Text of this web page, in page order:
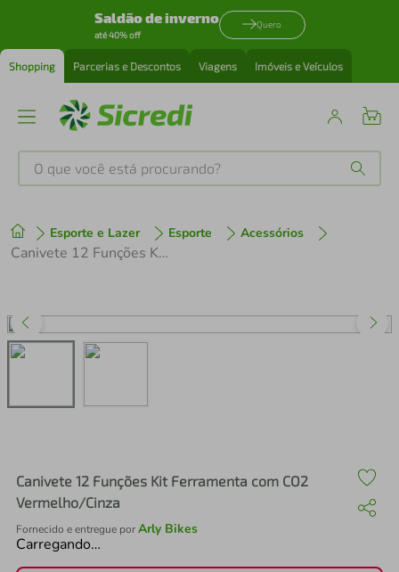
Saldão de inverno
até 40% off
Quero
Shopping Parcerias e Descontos Viagens Imóveis e Veículos
O que você está procurando?
Esporte e Lazer Esporte Acessórios
Canivete 12 Funções Kit Ferramenta com CO2 Vermelho/Cinza
Canivete 12 Funções Kit Ferramenta com CO2
Vermelho/Cinza
Fornecido e entregue porArly Bikes
Carregando…
1º tenis
perfume